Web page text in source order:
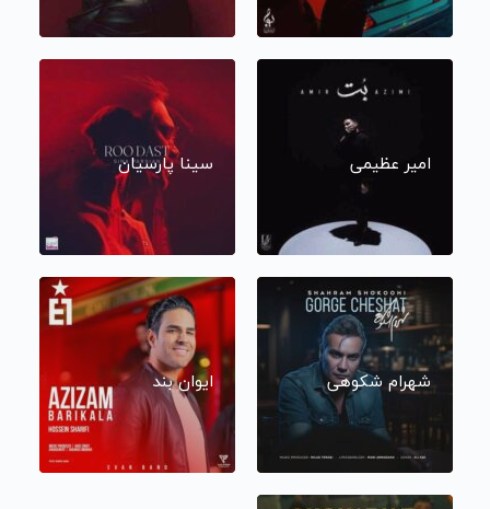
امیر عظیمی سینا پارسیان
شهرام شکوهی ایوان بند